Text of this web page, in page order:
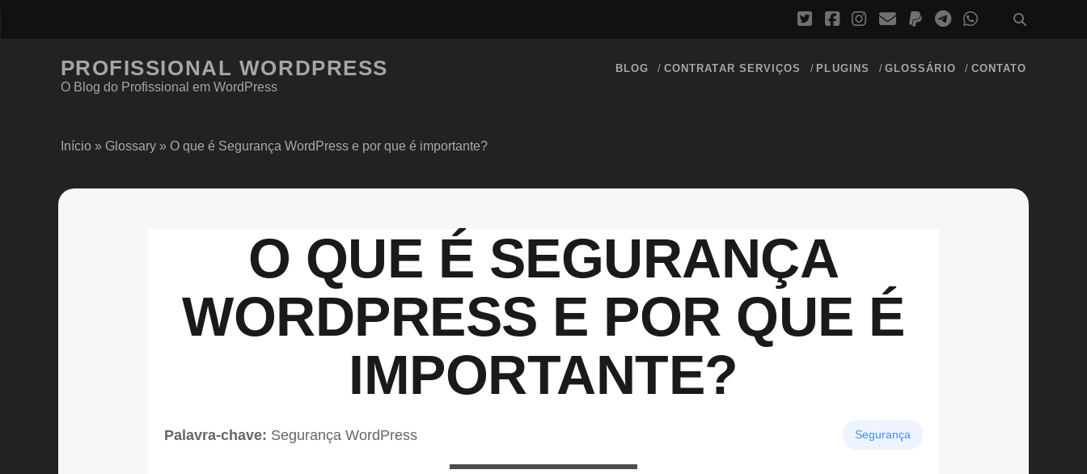
PROFISSIONAL WORDPRESS
O Blog do Profissional em WordPress
BLOG CONTRATAR SERVIÇOS PLUGINS GLOSSÁRIO CONTATO
Início» Glossary» O que é Segurança WordPress e por que é importante?
O QUE É SEGURANÇA
WORDPRESS E POR QUE É
IMPORTANTE?
Palavra-chave: Segurança WordPress Segurança